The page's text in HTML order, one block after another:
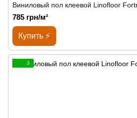
Виниловый пол клеевой Linofloor
785 грн/м²
Купить ⚡
3